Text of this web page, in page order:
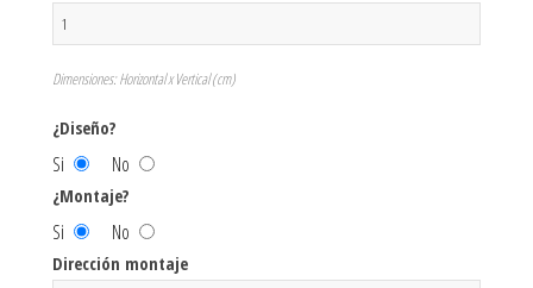
Dimensiones: Horizontal x Vertical (cm)
¿Diseño?
Si No
¿Montaje?
Si No
Dirección montaje